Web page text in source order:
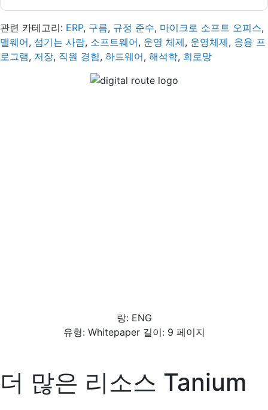
관련 카테고리: ERP, 구름, 규정 준수, 마이크로 소프트 오피스,
맬웨어, 섬기는 사람, 소프트웨어, 운영 체제, 운영체제, 응용 프
로그램, 저장, 직원 경험, 하드웨어, 해석학, 회로망
랑: ENG
유형: Whitepaper 길이: 9 페이지
더 많은 리소스 Tanium